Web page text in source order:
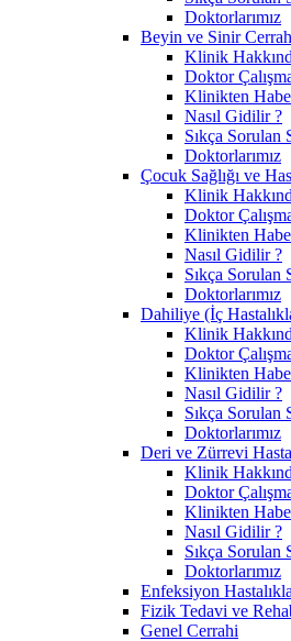
Doktorlarımız
Beyin ve Sinir
Klinik
Doktor
Klinikten
Nasıl Gidilir ?
Sıkça Sorulan
Doktorlarımız
Çocuk Sağlığı ve
Klinik
Doktor
Klinikten
Nasıl Gidilir ?
Sıkça Sorulan
Doktorlarımız
Dahiliye (İç
Klinik
Doktor
Klinikten
Nasıl Gidilir ?
Sıkça Sorulan
Doktorlarımız
Deri ve Zürrevi
Klinik
Doktor
Klinikten
Nasıl Gidilir ?
Sıkça Sorulan
Doktorlarımız
Enfeksiyon
Fizik Tedavi ve
Genel Cerrahi